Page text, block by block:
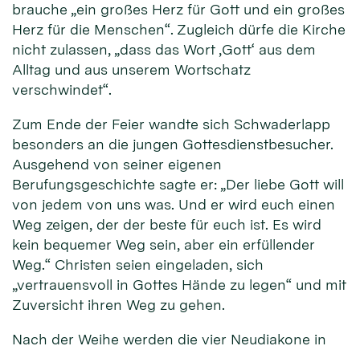
brauche „ein großes Herz für Gott und ein großes
Herz für die Menschen“. Zugleich dürfe die Kirche
nicht zulassen, „dass das Wort ‚Gott‘ aus dem
Alltag und aus unserem Wortschatz
verschwindet“.
Zum Ende der Feier wandte sich Schwaderlapp
besonders an die jungen Gottesdienstbesucher.
Ausgehend von seiner eigenen
Berufungsgeschichte sagte er: „Der liebe Gott will
von jedem von uns was. Und er wird euch einen
Weg zeigen, der der beste für euch ist. Es wird
kein bequemer Weg sein, aber ein erfüllender
Weg.“ Christen seien eingeladen, sich
„vertrauensvoll in Gottes Hände zu legen“ und mit
Zuversicht ihren Weg zu gehen.
Nach der Weihe werden die vier Neudiakone in